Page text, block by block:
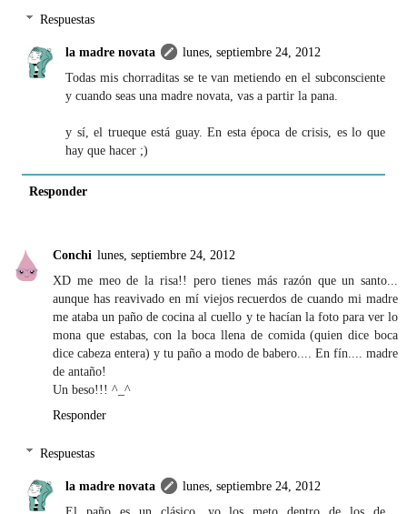
Respuestas
la madre novata
lunes, septiembre 24, 2012
Todas mis chorraditas se te van metiendo en el subconsciente
y cuando seas una madre novata, vas a partir la pana.
y sí, el trueque está guay. En esta época de crisis, es lo que
hay que hacer ;)
Responder
Conchi lunes, septiembre 24, 2012
XD me meo de la risa!! pero tienes más razón que un santo...
aunque has reavivado en mí viejos recuerdos de cuando mi madre
me ataba un paño de cocina al cuello y te hacían la foto para ver lo
mona que estabas, con la boca llena de comida (quien dice boca
dice cabeza entera) y tu paño a modo de babero.... En fín.... madre
de antaño!
Un beso!!! ^_^
Responder
Respuestas
la madre novata
lunes, septiembre 24, 2012
El paño es un clásico, yo los meto dentro de los de